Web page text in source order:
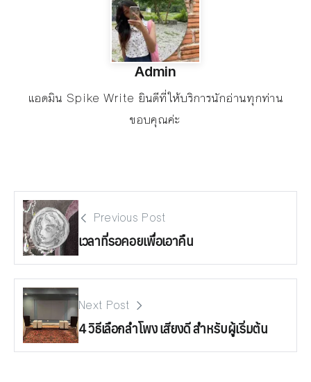
Admin
แอดมิน Spike Write ยินดีที่ให้บริการนักอ่านทุกท่าน
ขอบคุณค่ะ
Previous Post
เวลาที่รอคอยเพื่อเอาคืน
Next Post
4 วิธีเลือกลำโพง เสียงดี สำหรับผู้เริ่มต้น